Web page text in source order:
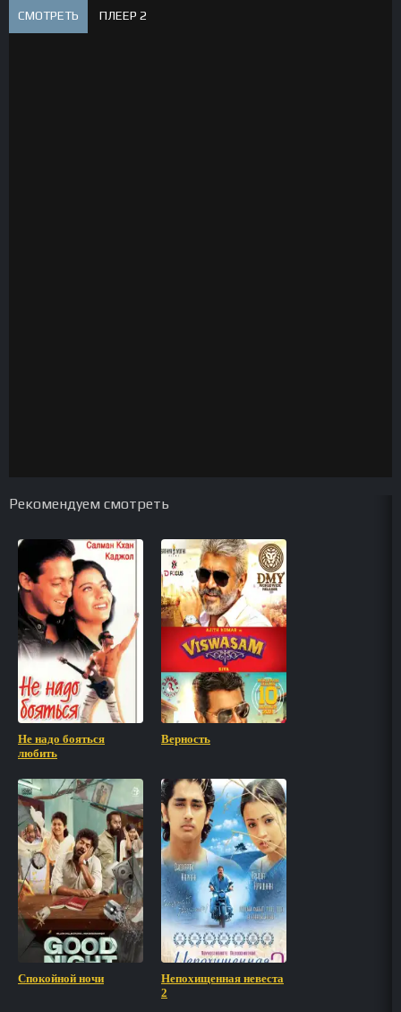
СМОТРЕТЬ ПЛЕЕР 2
Рекомендуем смотреть
Не надо бояться
любить
Верность
Спокойной ночи
Непохищенная невеста
2